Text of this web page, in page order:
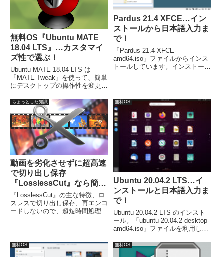
無料OS『Ubuntu MATE
18.04 LTS』…カスタマイ
ズ性で選ぶ！
Ubuntu MATE 18.04 LTS は
「MATE Tweak」を使って、簡単
にデスクトップの操作性を変更可
ップレイアウトは8つ。最小シス
テム要件は、CPU：Pentium M
1.0GHz、メモリ：1GB、HDDス
ペース9GB。
Pardus 21.4 XFCE…イン
ストールから日本語入力ま
で！
「Pardus-21.4-XFCE-
amd64.iso」ファイルからインス
トールしています。インストール
ちょっとした知識
動画を劣化させずに超高速
で切り出し保存
『LosslessCut』なら簡
単！
『LosslessCut』の主な特徴、ロ
スレスで切り出し保存、再エンコ
ードしないので、超短時間処理、
Theora、VP8などのフォーマット
等に対応。
無料OS
Ubuntu 20.04.2 LTS…イ
ンストールと日本語入力ま
で！
Ubuntu 20.04.2 LTS のインスト
ール。「ubuntu-20.04.2-desktop-
amd64.iso」ファイルを利用しま
進めて行けば簡単に完了し、再起
動後は日本語入力が可能です。
無料OS 無料OS